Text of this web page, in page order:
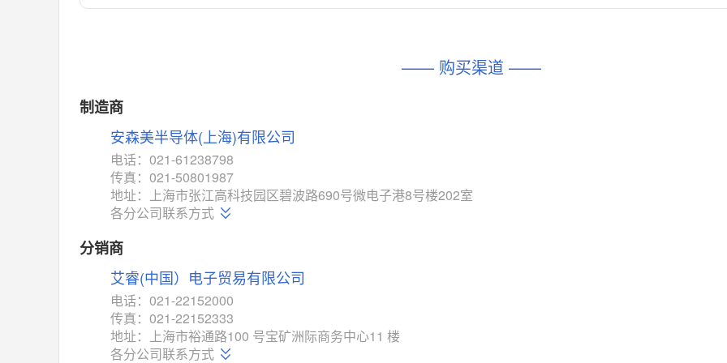
对比
MAX14760
M74HC4852 (意法-ST)
相同功能 相似度 52%
TC4052BF (东芝-Toshiba)
相同功能 相似度 50% 对比
ISL54233 (瑞萨-Renesas)
相同功能 相似度 49% 对比
对比
相似度 44%
相同功能
—— 购买渠道 ——
制造商
安森美半导体(上海)有限公司
电话：021-61238798
传真：021-50801987
地址：上海市张江高科技园区碧波路690号微电子港8号楼202室
各分公司联系方式
分销商
艾睿(中国）电子贸易有限公司
电话：021-22152000
传真：021-22152333
地址：上海市裕通路100 号宝矿洲际商务中心11 楼
各分公司联系方式